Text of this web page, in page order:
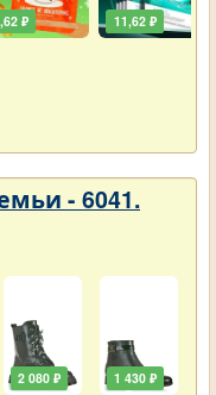
₽ 11,62 ₽
- 6041.
2 080 ₽ 1 430 ₽